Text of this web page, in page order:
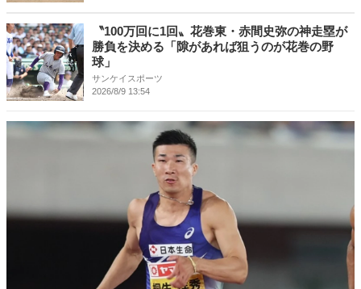
〝100万回に1回〟花巻東・赤間史弥の神走塁が
勝負を決める「隙があれば狙うのが花巻の野
球」
サンケイスポーツ
2026/8/9 13:54